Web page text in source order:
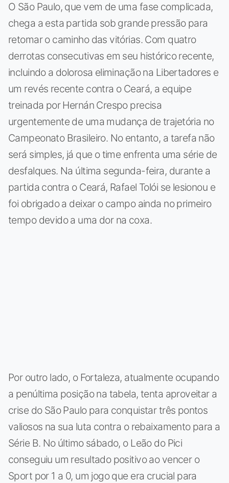
O São Paulo, que vem de uma fase complicada,
chega a esta partida sob grande pressão para
retomar o caminho das vitórias. Com quatro
derrotas consecutivas em seu histórico recente,
incluindo a dolorosa eliminação na Libertadores e
um revés recente contra o Ceará, a equipe
treinada por Hernán Crespo precisa
urgentemente de uma mudança de trajetória no
Campeonato Brasileiro. No entanto, a tarefa não
será simples, já que o time enfrenta uma série de
desfalques. Na última segunda-feira, durante a
partida contra o Ceará, Rafael Tolói se lesionou e
foi obrigado a deixar o campo ainda no primeiro
tempo devido a uma dor na coxa.
Por outro lado, o Fortaleza, atualmente ocupando
a penúltima posição na tabela, tenta aproveitar a
crise do São Paulo para conquistar três pontos
valiosos na sua luta contra o rebaixamento para a
Série B. No último sábado, o Leão do Pici
conseguiu um resultado positivo ao vencer o
Sport por 1 a 0, um jogo que era crucial para